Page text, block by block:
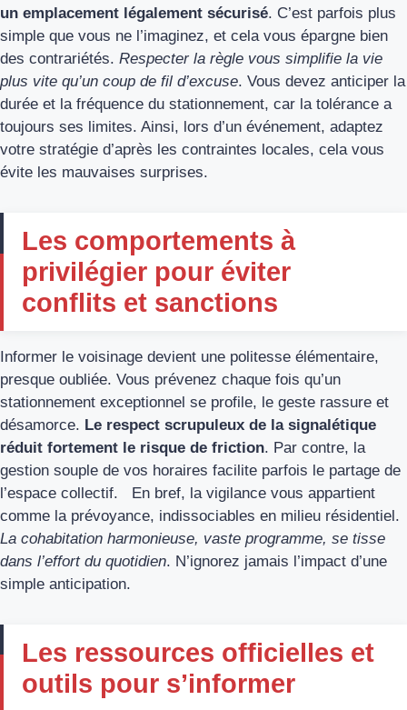
un emplacement légalement sécurisé. C’est parfois plus
simple que vous ne l’imaginez, et cela vous épargne bien
des contrariétés. Respecter la règle vous simplifie la vie
plus vite qu’un coup de fil d’excuse. Vous devez anticiper la
durée et la fréquence du stationnement, car la tolérance a
toujours ses limites. Ainsi, lors d’un événement, adaptez
votre stratégie d’après les contraintes locales, cela vous
évite les mauvaises surprises.
Les comportements à
privilégier pour éviter
conflits et sanctions
Informer le voisinage devient une politesse élémentaire,
presque oubliée. Vous prévenez chaque fois qu’un
stationnement exceptionnel se profile, le geste rassure et
désamorce. Le respect scrupuleux de la signalétique
réduit fortement le risque de friction. Par contre, la
gestion souple de vos horaires facilite parfois le partage de
l’espace collectif. En bref, la vigilance vous appartient
comme la prévoyance, indissociables en milieu résidentiel.
La cohabitation harmonieuse, vaste programme, se tisse
dans l’effort du quotidien. N’ignorez jamais l’impact d’une
simple anticipation.
Les ressources officielles et
outils pour s’informer